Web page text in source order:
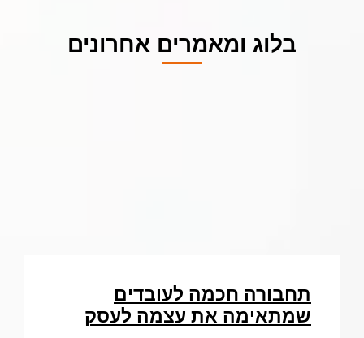
בלוג ומאמרים אחרונים
תחבורה חכמה לעובדים
שמתאימה את עצמה לעסק